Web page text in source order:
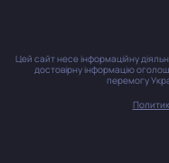
Цей сайт несе інформаційну
достовірну інформацію
перемогу